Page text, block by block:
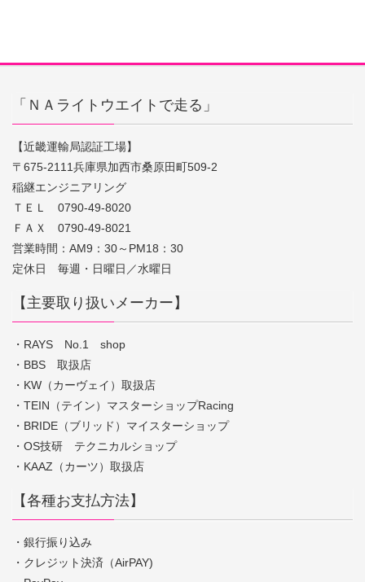
「ＮＡライトウエイトで走る」
【近畿運輸局認証工場】
〒675-2111兵庫県加西市桑原田町509-2
稲継エンジニアリング
ＴＥＬ 0790-49-8020
ＦＡＸ 0790-49-8021
営業時間：AM9：30～PM18：30
定休日 毎週・日曜日／水曜日
【主要取り扱いメーカー】
・RAYS No.1 shop
・BBS 取扱店
・KW（カーヴェイ）取扱店
・TEIN（テイン）マスターショップRacing
・BRIDE（ブリッド）マイスターショップ
・OS技研 テクニカルショップ
・KAAZ（カーツ）取扱店
【各種お支払方法】
・銀行振り込み
・クレジット決済（AirPAY)